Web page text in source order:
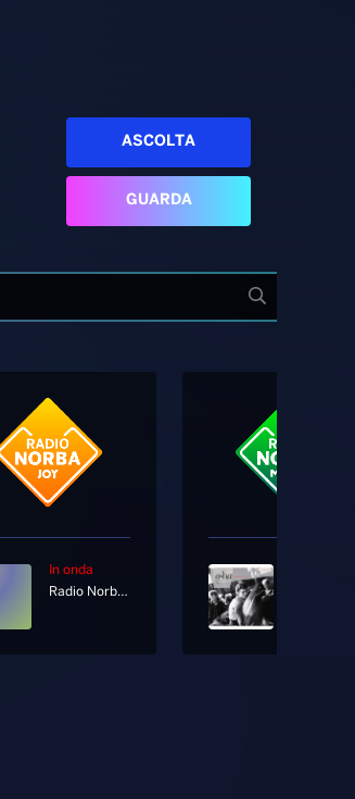
ASCOLTA
GUARDA
In onda
Radio Norba Joy